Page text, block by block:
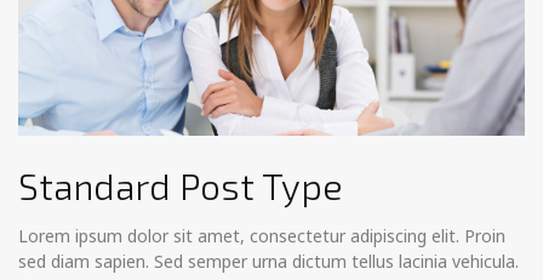
Standard Post Type
Lorem ipsum dolor sit amet, consectetur adipiscing elit. Proin
sed diam sapien. Sed semper urna dictum tellus lacinia vehicula.